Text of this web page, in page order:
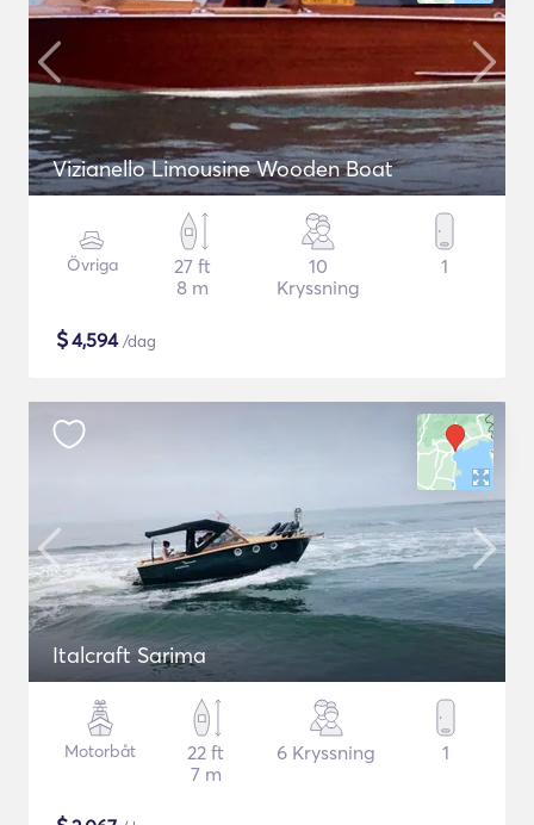
Vizianello Limousine Wooden Boat
Övriga
27 ft
8 m
10
Kryssning
1
$4,594/dag
Italcraft Sarima
Motorbåt
22 ft
7 m
6 Kryssning 1